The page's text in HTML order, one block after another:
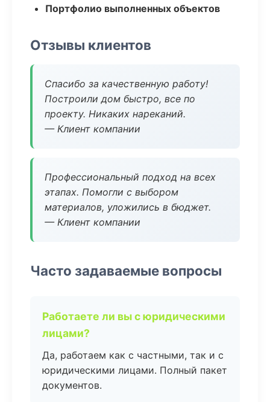
Портфолио выполненных объектов
Отзывы клиентов
Спасибо за качественную работу!
Построили дом быстро, все по
проекту. Никаких нареканий.
— Клиент компании
Профессиональный подход на всех
этапах. Помогли с выбором
материалов, уложились в бюджет.
— Клиент компании
Часто задаваемые вопросы
Работаете ли вы с юридическими
лицами?
Да, работаем как с частными, так и с
юридическими лицами. Полный пакет
документов.